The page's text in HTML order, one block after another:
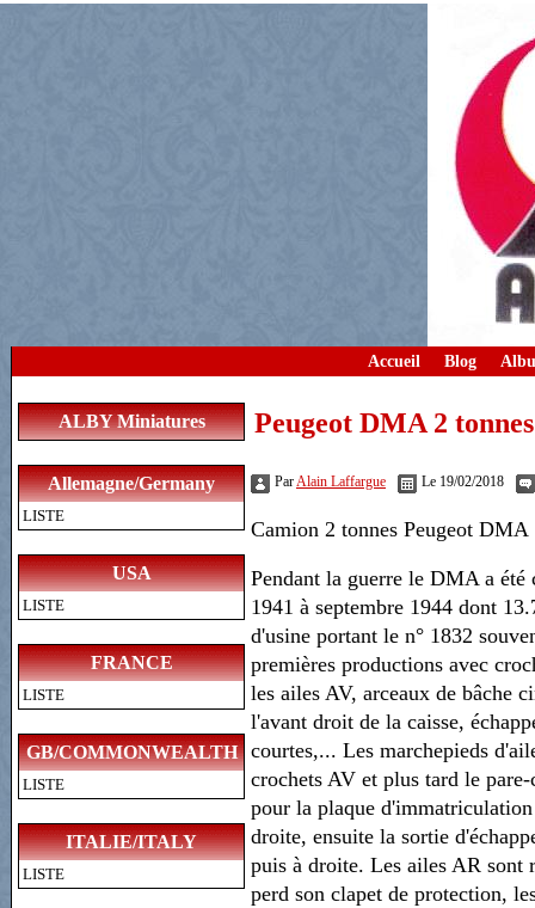
Accueil Blog
ALBY Miniatures
Allemagne/Germany
LISTE
USA
LISTE
FRANCE
LISTE
GB/COMMONWEALTH
LISTE
ITALIE/ITALY
LISTE
Peugeot DMA 2
ParAlain Laffargue Le 19/02/2018
Camion 2 tonnes Peugeot DMA
Pendant la guerre le DMA a été
1941 à septembre 1944 dont
d'usine portant le n° 1832
premières productions avec
les ailes AV, arceaux de bâche
l'avant droit de la caisse,
courtes,... Les marchepieds
crochets AV et plus tard le
pour la plaque
droite, ensuite la sortie
puis à droite. Les ailes AR sont
perd son clapet de protection,